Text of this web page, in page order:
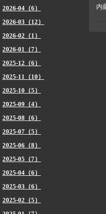
内
2026-04（6）
2026-03（12）
2026-02（1）
2026-01（7）
2025-12（6）
2025-11（10）
2025-10（5）
2025-09（4）
2025-08（6）
2025-07（5）
2025-06（8）
2025-05（7）
2025-04（6）
2025-03（6）
2025-02（5）